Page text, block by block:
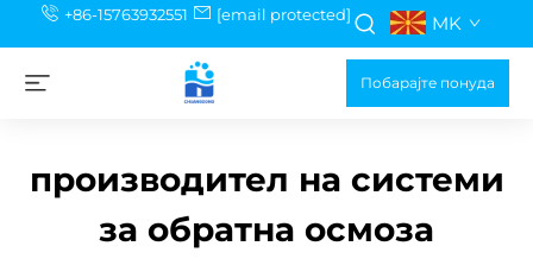
+86-15763932551 [email protected] MK
Побарајте понуда
производител на системи
за обратна осмоза